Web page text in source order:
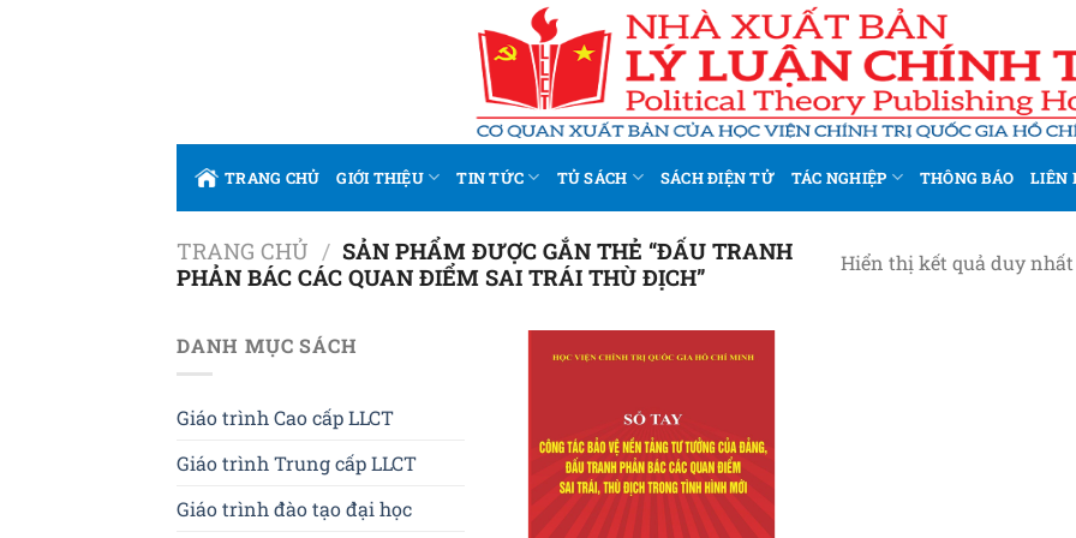
TRANG CHỦ GIỚI THIỆU TIN TỨC TỦ SÁCH SÁCH ĐIỆN TỬ TÁC NGHIỆP THÔNG BÁO LIÊN
TRANG CHỦ / SẢN PHẨM ĐƯỢC GẮN THẺ “ĐẤU TRANH
PHẢN BÁC CÁC QUAN ĐIỂM SAI TRÁI THÙ ĐỊCH”
Hiển thị kết quả duy nhất
DANH MỤC SÁCH
Giáo trình Cao cấp LLCT
Giáo trình Trung cấp LLCT
Giáo trình đào tạo đại học